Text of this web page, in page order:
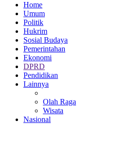
Home
Umum
Politik
Hukrim
Sosial Budaya
Pemerintahan
Ekonomi
DPRD
Pendidikan
Lainnya
Olah Raga
Wisata
Nasional